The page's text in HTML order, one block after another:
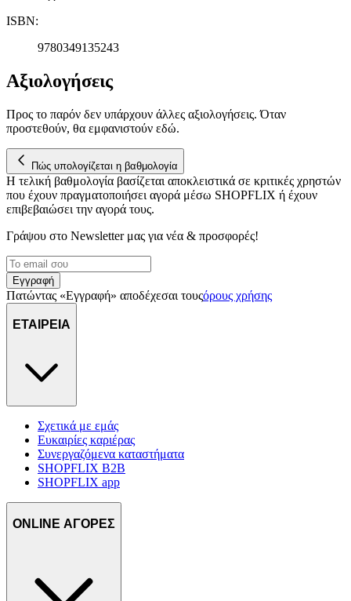
ISBN:
9780349135243
Αξιολογήσεις
Προς το παρόν δεν υπάρχουν άλλες αξιολογήσεις. Όταν
προστεθούν, θα εμφανιστούν εδώ.
Πώς υπολογίζεται η βαθμολογία
Η τελική βαθμολογία βασίζεται αποκλειστικά σε κριτικές χρηστών
που έχουν πραγματοποιήσει αγορά μέσω SHOPFLIX ή έχουν
επιβεβαιώσει την αγορά τους.
Γράψου στο Νewsletter μας για νέα & προσφορές!
Εγγραφή
Πατώντας «Εγγραφή» αποδέχεσαι τουςόρους χρήσης
ΕΤΑΙΡΕΙΑ
Σχετικά με εμάς
Ευκαιρίες καριέρας
Συνεργαζόμενα καταστήματα
SHOPFLIX B2B
SHOPFLIX app
ONLINE ΑΓΟΡΕΣ